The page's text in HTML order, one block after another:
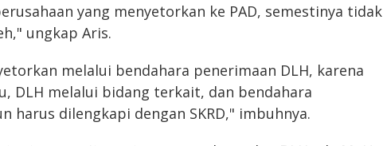
yang menyetorkan ke PAD, semestinya tidak
ungkap Aris.
melalui bendahara penerimaan DLH, karena
DLH melalui bidang terkait, dan bendahara
harus dilengkapi dengan SKRD," imbuhnya.